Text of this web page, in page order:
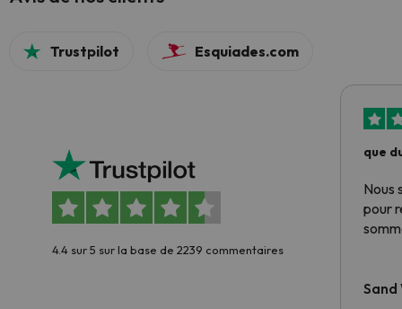
Trustpilot Esquiades.com
4.4 sur 5 sur la base de 2239 commentaires
que
Nous
pour
Sand